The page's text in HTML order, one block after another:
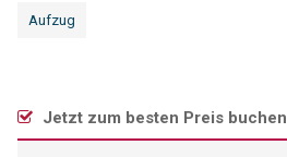
Aufzug
Jetzt zum besten Preis buchen